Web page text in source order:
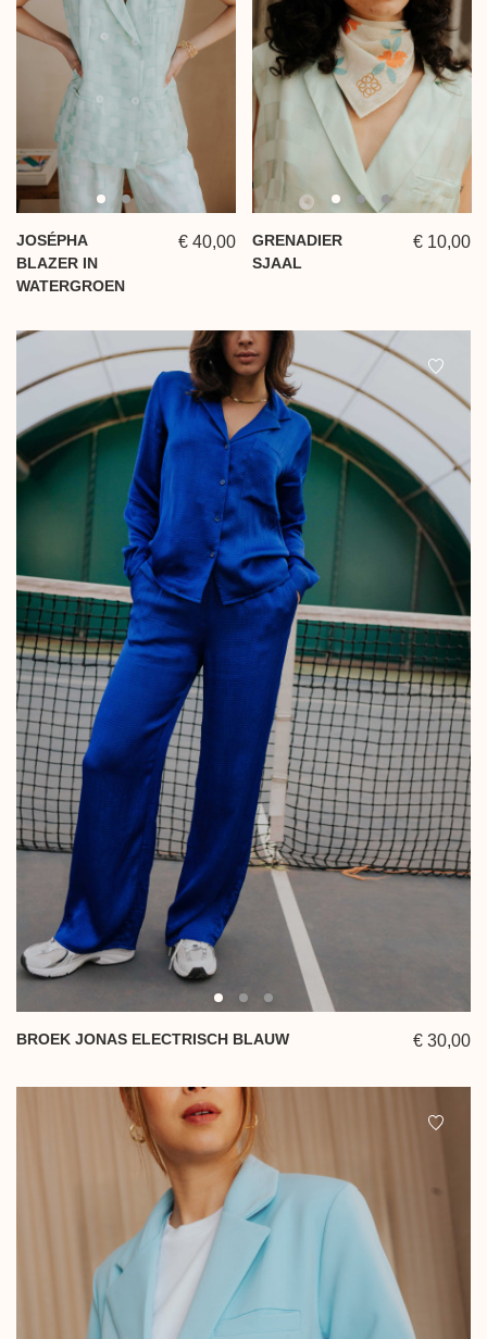
JOSÉPHA
BLAZER IN
WATERGROEN
€ 40,00
GRENADIER
SJAAL
€ 10,00
BROEK JONAS ELECTRISCH BLAUW € 30,00